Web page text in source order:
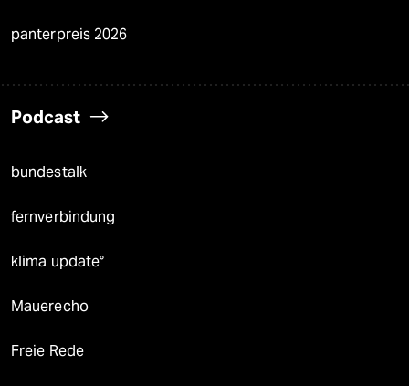
panterpreis 2026
Podcast
bundestalk
fernverbindung
klima update°
Mauerecho
Freie Rede